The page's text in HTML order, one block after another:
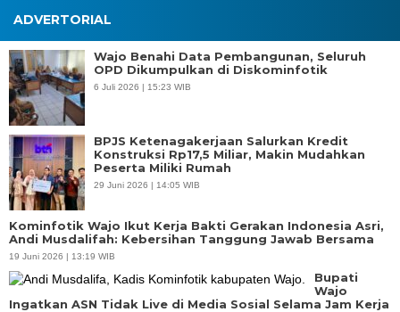
ADVERTORIAL
Wajo Benahi Data Pembangunan, Seluruh
OPD Dikumpulkan di Diskominfotik
6 Juli 2026 | 15:23 WIB
BPJS Ketenagakerjaan Salurkan Kredit
Konstruksi Rp17,5 Miliar, Makin Mudahkan
Peserta Miliki Rumah
29 Juni 2026 | 14:05 WIB
Kominfotik Wajo Ikut Kerja Bakti Gerakan Indonesia Asri,
Andi Musdalifah: Kebersihan Tanggung Jawab Bersama
19 Juni 2026 | 13:19 WIB
Bupati
Wajo
Ingatkan ASN Tidak Live di Media Sosial Selama Jam Kerja